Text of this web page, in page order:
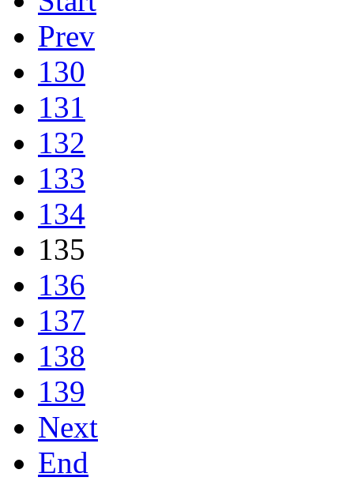
Prev
130
131
132
133
134
135
136
137
138
139
Next
End